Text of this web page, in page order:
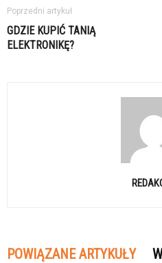
Poprzedni artykuł
GDZIE KUPIĆ TANIĄ
ELEKTRONIKĘ?
POWIĄZANE ARTYKUŁY